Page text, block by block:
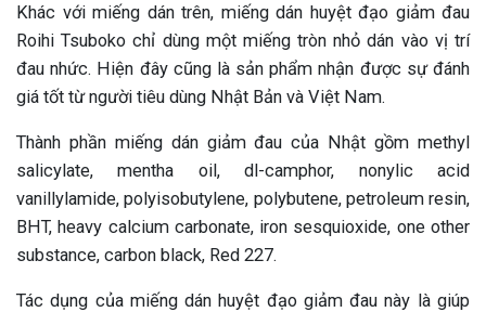
Khác với miếng dán trên, miếng dán huyệt đạo giảm đau
Roihi Tsuboko chỉ dùng một miếng tròn nhỏ dán vào vị trí
đau nhức. Hiện đây cũng là sản phẩm nhận được sự đánh
giá tốt từ người tiêu dùng Nhật Bản và Việt Nam.
Thành phần miếng dán giảm đau của Nhật gồm methyl
salicylate, mentha oil, dl-camphor, nonylic acid
vanillylamide, polyisobutylene, polybutene, petroleum resin,
BHT, heavy calcium carbonate, iron sesquioxide, one other
substance, carbon black, Red 227.
Tác dụng của miếng dán huyệt đạo giảm đau này là giúp